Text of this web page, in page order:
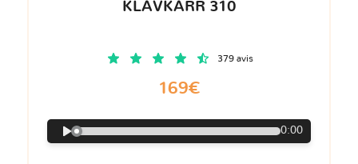
KLAVKARR 310
379 avis
169€
0:00